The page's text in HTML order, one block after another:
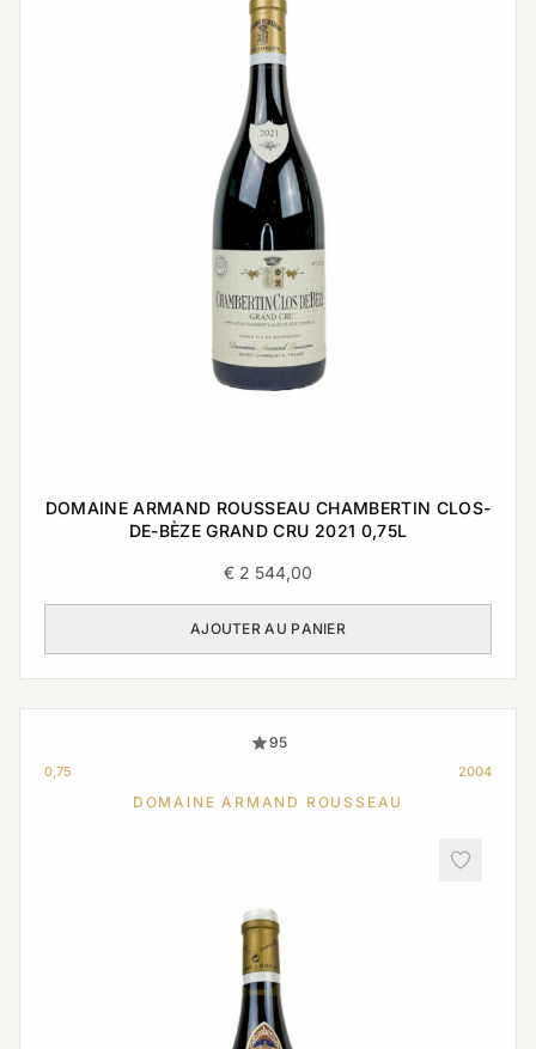
DOMAINE ARMAND ROUSSEAU CHAMBERTIN CLOS-
DE-BÈZE GRAND CRU 2021 0,75L
€ 2 544,00
AJOUTER AU PANIER
95
0,75 2004
DOMAINE ARMAND ROUSSEAU